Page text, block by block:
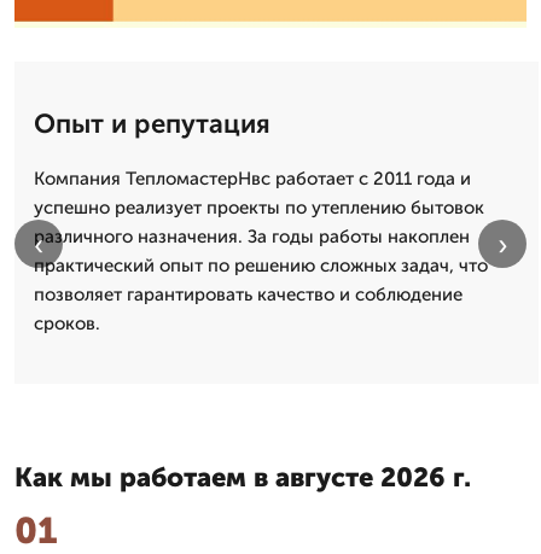
Опыт и репутация
Компания ТепломастерНвс работает с 2011 года и
успешно реализует проекты по утеплению бытовок
различного назначения. За годы работы накоплен
практический опыт по решению сложных задач, что
позволяет гарантировать качество и соблюдение
сроков.
‹ ›
Как мы работаем в августе 2026 г.
01